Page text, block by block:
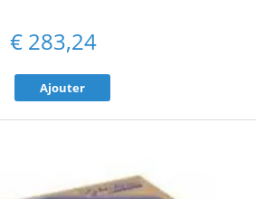
€ 283,24
Ajouter